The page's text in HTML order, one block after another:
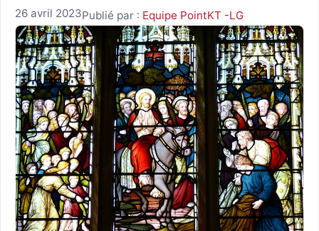
26 avril 2023Publié par : Equipe PointKT -LG